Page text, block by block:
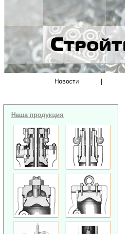
Новости
Наша продукция